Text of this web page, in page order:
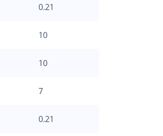
0.21
10
10
7
0.21